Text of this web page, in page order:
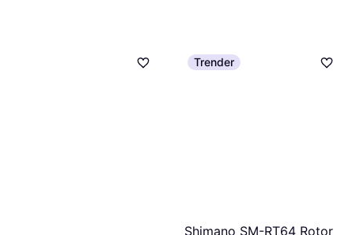
Trender
Shimano SM-RT64 Rotor